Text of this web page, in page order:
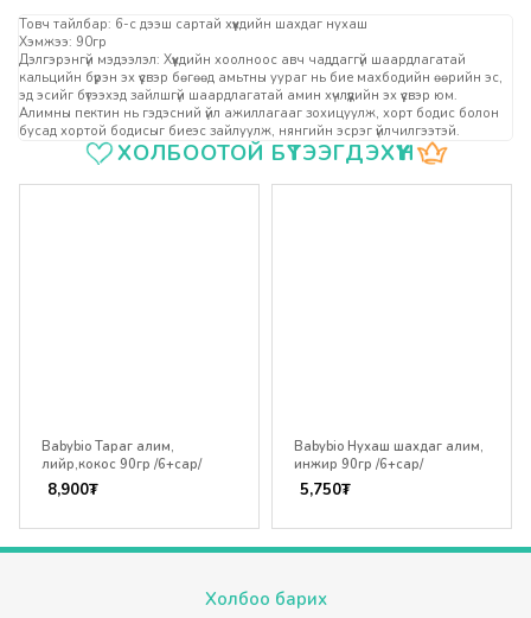
Товч тайлбар: 6-с дээш сартай хүүхдийн шахдаг нухаш
Хэмжээ: 90гр
Дэлгэрэнгүй мэдээлэл: Хүүхдийн хоолноос авч чаддаггүй шаардлагатай
кальцийн бүрэн эх үүсвэр бөгөөд амьтны уураг нь бие махбодийн өөрийн эс,
эд эсийг бүтээхэд зайлшгүй шаардлагатай амин хүчлүүдийн эх үүсвэр юм.
Алимны пектин нь гэдэсний үйл ажиллагааг зохицуулж, хорт бодис болон
бусад хортой бодисыг биеэс зайлуулж, нянгийн эсрэг үйлчилгээтэй.
ҮзүүлэлтүүдХОЛБООТОЙ БҮТЭЭГДЭХҮҮН
Babybio Тараг алим,
лийр,кокос 90гр /6+сар/
8,900₮
Babybio Нухаш шахдаг алим,
инжир 90гр /6+сар/
5,750₮
Холбоо барих